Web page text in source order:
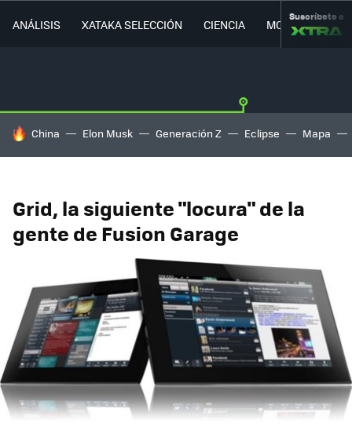
ANÁLISIS XATAKA SELECCIÓN CIENCIA MOVILIDAD
Suscríbete a
HOY SE HABLA DE
China Elon Musk Generación Z Eclipse Mapa
Grid, la siguiente "locura" de la
gente de Fusion Garage